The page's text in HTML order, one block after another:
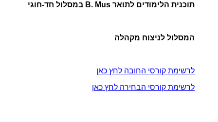
תוכנית הלימודים לתואר B. Mus במסלול חד-חוגי
המסלול לניצוח מקהלה
לרשימת קורסי החובה לחץ כאן
לרשימת קורסי הבחירה לחץ כאן